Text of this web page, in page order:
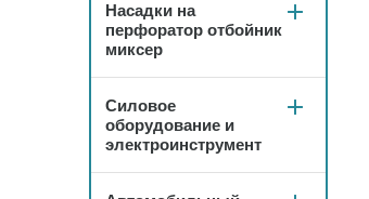
Насадки на
перфоратор отбойник
миксер
Силовое
оборудование и
электроинструмент